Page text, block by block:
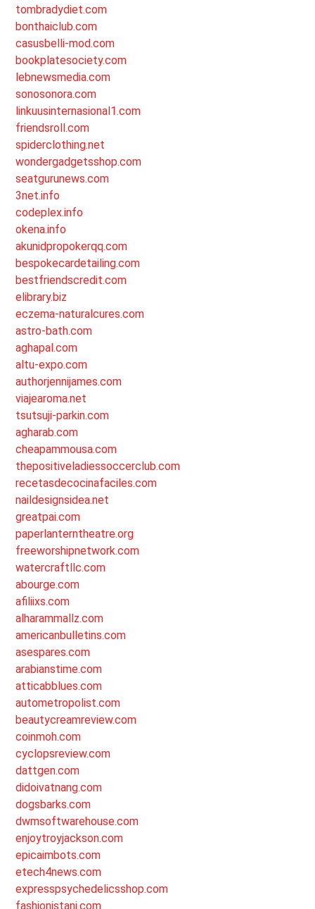
tombradydiet.com
bonthaiclub.com
casusbelli-mod.com
bookplatesociety.com
lebnewsmedia.com
sonosonora.com
linkuusinternasional1.com
friendsroll.com
spiderclothing.net
wondergadgetsshop.com
seatgurunews.com
3net.info
codeplex.info
okena.info
akunidpropokerqq.com
bespokecardetailing.com
bestfriendscredit.com
elibrary.biz
eczema-naturalcures.com
astro-bath.com
aghapal.com
altu-expo.com
authorjennijames.com
viajearoma.net
tsutsuji-parkin.com
agharab.com
cheapammousa.com
thepositiveladiessoccerclub.com
recetasdecocinafaciles.com
naildesignsidea.net
greatpai.com
paperlanterntheatre.org
freeworshipnetwork.com
watercraftllc.com
abourge.com
afiliixs.com
alharammallz.com
americanbulletins.com
asespares.com
arabianstime.com
atticabblues.com
autometropolist.com
beautycreamreview.com
coinmoh.com
cyclopsreview.com
dattgen.com
didoivatnang.com
dogsbarks.com
dwmsoftwarehouse.com
enjoytroyjackson.com
epicaimbots.com
etech4news.com
expresspsychedelicsshop.com
fashionistani.com